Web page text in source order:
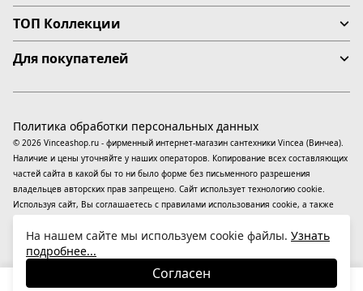
ТОП Коллекции
Для покупателей
© 2026 Vinceashop.ru - фирменный интернет-магазин сантехники Vincea (Винчеа).
Наличие и цены уточняйте у наших операторов. Копирование всех составляющих
частей сайта в какой бы то ни было форме без письменного разрешения
владельцев авторских прав запрещено. Сайт использует технологию cookie.
Используя сайт, Вы соглашаетесь с правилами использования cookie, а также
применяютсярекомендательные технологии(информационные технологии
предоставления информации на основе сбора, систематизации и анализа
сведений, относящихся к предпочтениям пользователей сети «Интернет»,
находящихся на территории Российской Федерации).
Политика обработки персональных данных
На нашем сайте мы используем cookie файлы. Узнать
подробнее...
Согласен